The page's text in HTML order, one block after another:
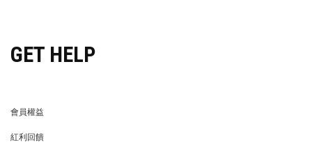
GET HELP
會員權益
紅利回饋